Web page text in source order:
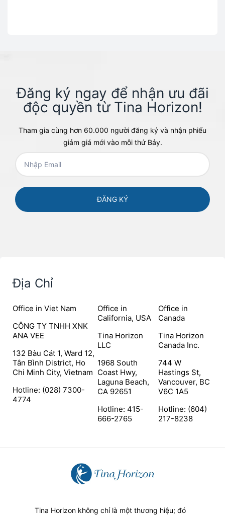
Đăng ký ngay để nhận ưu đãi
độc quyền từ Tina Horizon!​
Tham gia cùng hơn 60.000 người đăng ký và nhận phiếu
giảm giá mới vào mỗi thứ Bảy.
Địa Chỉ
Office in Viet Nam
CÔNG TY TNHH XNK
ANA VEE
132 Bàu Cát 1, Ward 12,
Tân Bình District, Ho
Chi Minh City, Vietnam
Hotline: (028) 7300-
4774
Office in
California, USA
Tina Horizon
LLC
1968 South
Coast Hwy,
Laguna Beach,
CA 92651
Hotline: 415-
666-2765
Office in
Canada
Tina Horizon
Canada Inc.
744 W
Hastings St,
Vancouver, BC
V6C 1A5
Hotline: (604)
217-8238
Tina Horizon không chỉ là một thương hiệu; đó